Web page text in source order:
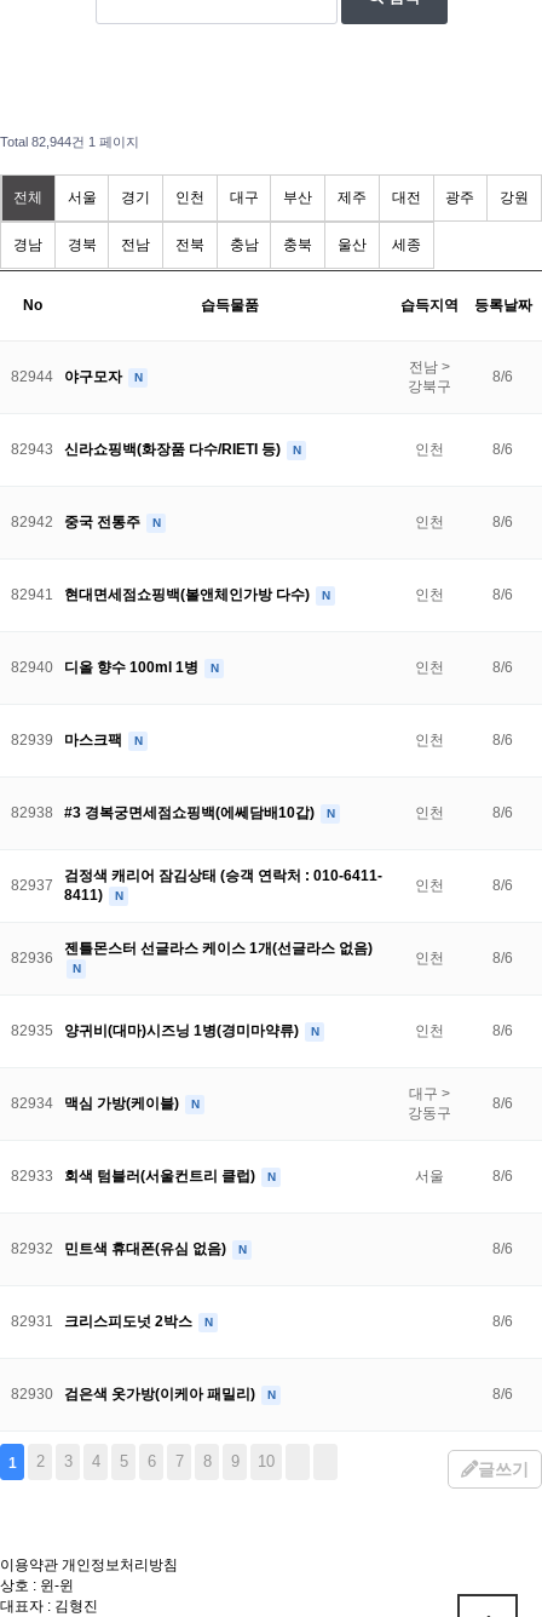
Total 82,944건 1 페이지
전체 서울 경기 인천 대구 부산 제주 대전 광주 강원
경남 경북 전남 전북 충남 충북 울산 세종
No 습득물품 습득지역 등록날짜
82944 야구모자 N
전남 >
강북구
8/6
82943 신라쇼핑백(화장품 다수/RIETI 등) N 인천 8/6
82942 중국 전통주 N 인천 8/6
82941 현대면세점쇼핑백(볼앤체인가방 다수) N 인천 8/6
82940 디올 향수 100ml 1병 N 인천 8/6
82939 마스크팩 N 인천 8/6
82938 #3 경복궁면세점쇼핑백(에쎄담배10갑) N 인천 8/6
82937
검정색 캐리어 잠김상태 (승객 연락처 : 010-6411-
8411)
N
인천 8/6
82936
젠틀몬스터 선글라스 케이스 1개(선글라스 없음)
N
인천 8/6
82935 양귀비(대마)시즈닝 1병(경미마약류) N 인천 8/6
82934 맥심 가방(케이블) N
대구 >
강동구
8/6
82933 회색 텀블러(서울컨트리 클럽) N 서울 8/6
82932 민트색 휴대폰(유심 없음) N 8/6
82931 크리스피도넛 2박스 N 8/6
82930 검은색 옷가방(이케아 패밀리) N 8/6
1 2 3 4 5 6 7 8 9 10 글쓰기
이용약관 개인정보처리방침
상호 : 윈-윈
대표자 : 김형진